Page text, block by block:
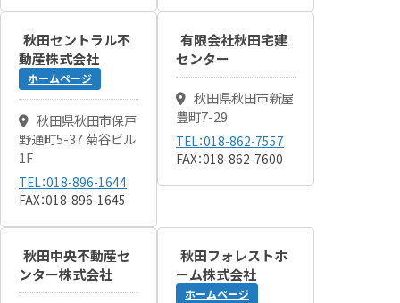
秋田セントラル不
動産株式会社
ホームページ
秋田県秋田市保戸
野通町5-37 菊谷ビル
1F
TEL：018-896-1644
FAX：018-896-1645
有限会社秋田宅建
センター
秋田県秋田市新屋
豊町7-29
TEL：018-862-7557
FAX：018-862-7600
秋田中央不動産セ
ンター株式会社
秋田フォレストホ
ーム株式会社
ホームページ